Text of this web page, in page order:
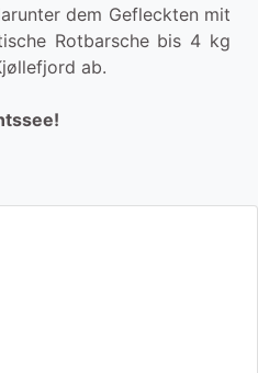
dem Gefleckten mit
Rotbarsche bis 4 kg
ab.